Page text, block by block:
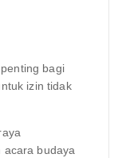
bagi
izin tidak
acara budaya